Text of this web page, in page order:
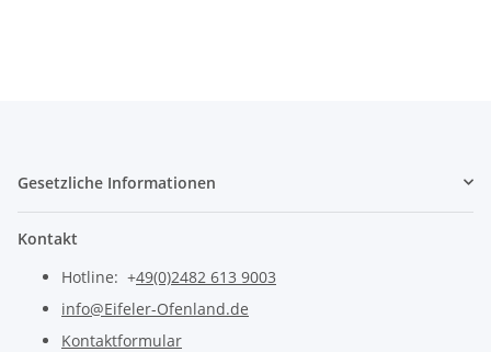
Gesetzliche Informationen
Kontakt
Hotline: +49(0)2482 613 9003
info@Eifeler-Ofenland.de
Kontaktformular